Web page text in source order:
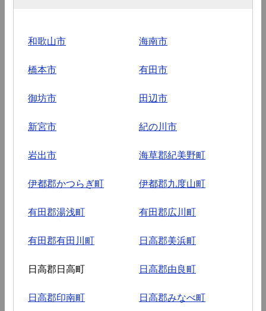
和歌山市 海南市
橋本市 有田市
御坊市 田辺市
新宮市 紀の川市
岩出市 海草郡紀美野町
伊都郡かつらぎ町 伊都郡九度山町
有田郡湯浅町 有田郡広川町
有田郡有田川町 日高郡美浜町
日高郡日高町 日高郡由良町
日高郡印南町 日高郡みなべ町